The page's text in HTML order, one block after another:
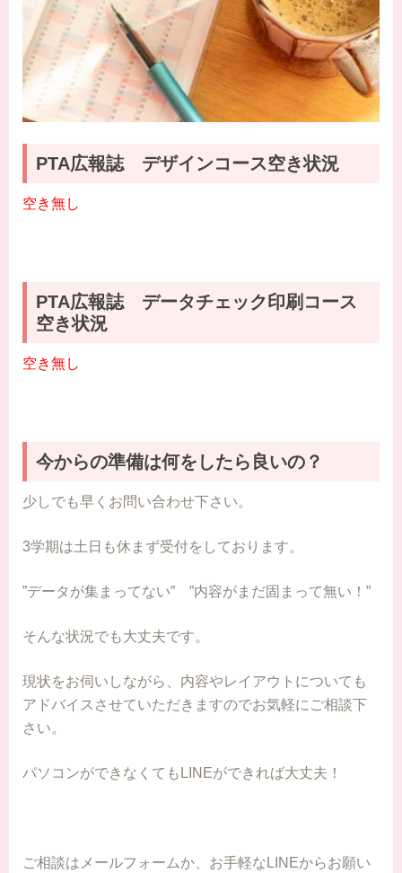
PTA広報誌 デザインコース空き状況
空き無し
PTA広報誌 データチェック印刷コース
空き状況
空き無し
今からの準備は何をしたら良いの？
少しでも早くお問い合わせ下さい。
3学期は土日も休まず受付をしております。
”データが集まってない” ”内容がまだ固まって無い！”
そんな状況でも大丈夫です。
現状をお伺いしながら、内容やレイアウトについても
アドバイスさせていただきますのでお気軽にご相談下
さい。
パソコンができなくてもLINEができれば大丈夫！
ご相談はメールフォームか、お手軽なLINEからお願い